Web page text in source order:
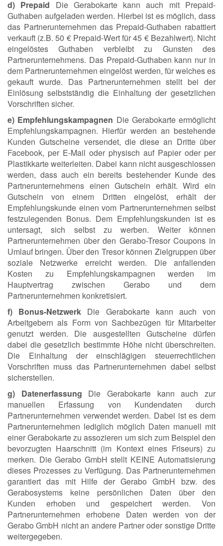
d) Prepaid Die Gerabokarte kann auch mit Prepaid-
Guthaben aufgeladen werden. Hierbei ist es möglich, dass
das Partnerunternehmen das Prepaid-Guthaben rabattiert
verkauft (z.B. 50 € Prepaid-Wert für 45 € Bezahlwert). Nicht
eingelöstes Guthaben verbleibt zu Gunsten des
Partnerunternehmens. Das Prepaid-Guthaben kann nur in
dem Partnerunternehmen eingelöst werden, für welches es
gekauft wurde. Das Partnerunternehmen stellt bei der
Einlösung selbstständig die Einhaltung der gesetzlichen
Vorschriften sicher.
e) Empfehlungskampagnen Die Gerabokarte ermöglicht
Empfehlungskampagnen. Hierfür werden an bestehende
Kunden Gutscheine versendet, die diese an Dritte über
Facebook, per E-Mail oder physisch auf Papier oder per
Plastikkarte weiterleiten. Dabei kann nicht ausgeschlossen
werden, dass auch ein bereits bestehender Kunde des
Partnerunternehmens einen Gutschein erhält. Wird ein
Gutschein von einem Dritten eingelöst, erhält der
Empfehlungskunde einen vom Partnerunternehmen selbst
festzulegenden Bonus. Dem Empfehlungskunden ist es
untersagt, sich selbst zu werben. Weiter können
Partnerunternehmen über den Gerabo-Tresor Coupons in
Umlauf bringen. Über den Tresor können Zielgruppen über
soziale Netzwerke erreicht werden. Die anfallenden
Kosten zu Empfehlungskampagnen werden im
Hauptvertrag zwischen Gerabo und dem
Partnerunternehmen konkretisiert.
f) Bonus-Netzwerk Die Gerabokarte kann auch von
Arbeitgebern als Form von Sachbezügen für Mitarbeiter
genutzt werden. Die ausgestellten Gutscheine dürfen
dabei die gesetzlich bestimmte Höhe nicht überschreiten.
Die Einhaltung der einschlägigen steuerrechtlichen
Vorschriften muss das Partnerunternehmen dabei selbst
sicherstellen.
g) Datenerfassung Die Gerabokarte kann auch zur
manuellen Erfassung von Kundendaten durch
Partnerunternehmen verwendet werden. Dabei ist es dem
Partnerunternehmen lediglich möglich Daten manuell mit
einer Gerabokarte zu assozieren um sich zum Beispiel den
bevorzugten Haarschnitt (im Kontext eines Friseurs) zu
merken. Die Gerabo GmbH stellt KEINE Automatisierung
dieses Prozesses zu Verfügung. Das Partnerunternehmen
garantiert das mit Hilfe der Gerabo GmbH bzw. des
Gerabosystems keine persönlichen Daten über den
Kunden erhoben und gespeichert werden. Von
Partnerunternehmen erhobene Daten werden von der
Gerabo GmbH nicht an andere Partner oder sonstige Dritte
weitergegeben.